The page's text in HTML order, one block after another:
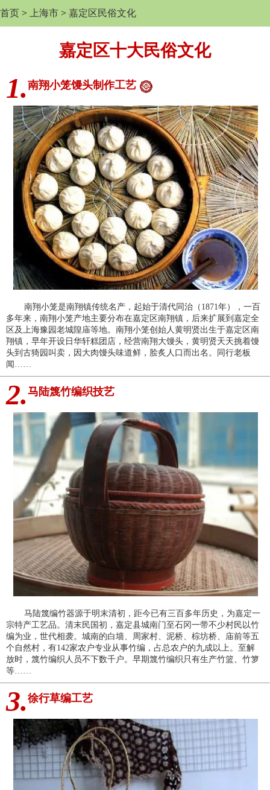
首页 > 上海市 > 嘉定区民俗文化
嘉定区十大民俗文化
1. 南翔小笼馒头制作工艺
南翔小笼是南翔镇传统名产，起始于清代同治（1871年），一百
多年来，南翔小笼产地主要分布在嘉定区南翔镇，后来扩展到嘉定全
区及上海豫园老城隍庙等地。南翔小笼创始人黄明贤出生于嘉定区南
翔镇，早年开设日华轩糕团店，经营南翔大馒头，黄明贤天天挑着馒
头到古猗园叫卖，因大肉馒头味道鲜，脍炙人口而出名。同行老板
闻……
2. 马陆篾竹编织技艺
马陆篾编竹器源于明末清初，距今已有三百多年历史，为嘉定一
宗特产工艺品。清末民国初，嘉定县城南门至石冈一带不少村民以竹
编为业，世代相袭。城南的白墙、周家村、泥桥、棕坊桥、庙前等五
个自然村，有142家农户专业从事竹编，占总农户的九成以上。至解
放时，篾竹编织人员不下数千户。早期篾竹编织只有生产竹篮、竹箩
等……
3. 徐行草编工艺